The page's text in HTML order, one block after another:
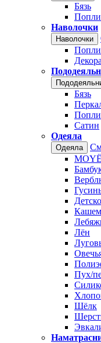
Бязь
Наволочки
Наволочки
Бязь
Сатин
Одеяла
Одеяла
Лён
Пух/
Шёлк